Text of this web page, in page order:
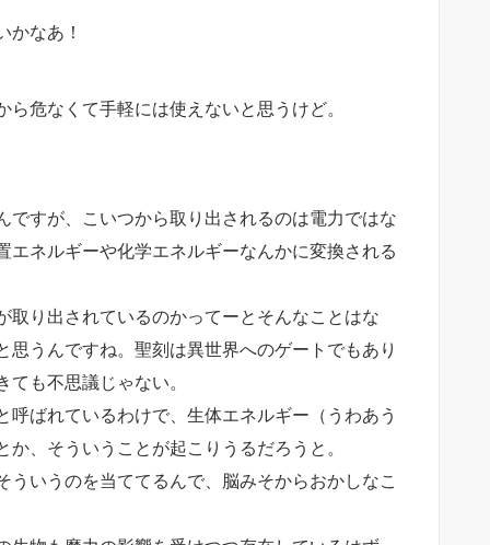
かなあ！
危なくて手軽には使えないと思うけど。
すが、こいつから取り出されるのは電力ではな
ネルギーや化学エネルギーなんかに変換される
り出されているのかってーとそんなことはな
うんですね。聖刻は異世界へのゲートでもあり
も不思議じゃない。
ばれているわけで、生体エネルギー（うわあう
、そういうことが起こりうるだろうと。
いうのを当ててるんで、脳みそからおかしなこ